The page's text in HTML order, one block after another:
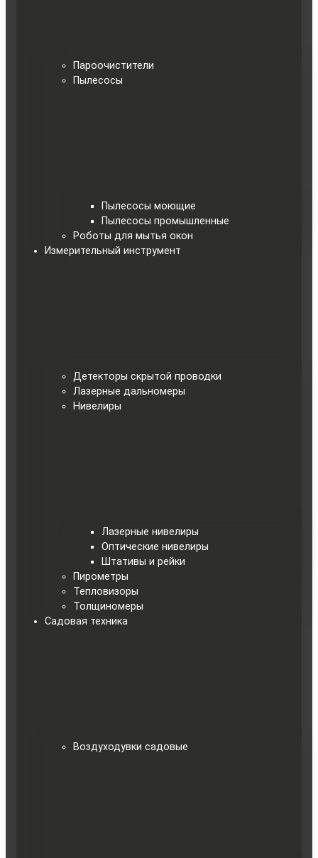
Пароочистители
Пылесосы
Пылесосы моющие
Пылесосы промышленные
Роботы для мытья окон
Измерительный инструмент
Детекторы скрытой проводки
Лазерные дальномеры
Нивелиры
Лазерные нивелиры
Оптические нивелиры
Штативы и рейки
Пирометры
Тепловизоры
Толщиномеры
Садовая техника
Воздуходувки садовые